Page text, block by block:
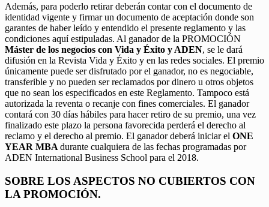
Además, para poderlo retirar deberán contar con el documento de
identidad vigente y firmar un documento de aceptación donde son
garantes de haber leído y entendido el presente reglamento y las
condiciones aquí estipuladas. Al ganador de la PROMOCIÓN
Máster de los negocios con Vida y Éxito y ADEN, se le dará
difusión en la Revista Vida y Éxito y en las redes sociales. El premio
únicamente puede ser disfrutado por el ganador, no es negociable,
transferible y no pueden ser reclamados por dinero u otros objetos
que no sean los especificados en este Reglamento. Tampoco está
autorizada la reventa o recanje con fines comerciales. El ganador
contará con 30 días hábiles para hacer retiro de su premio, una vez
finalizado este plazo la persona favorecida perderá el derecho al
reclamo y el derecho al premio. El ganador deberá iniciar el ONE
YEAR MBA durante cualquiera de las fechas programadas por
ADEN International Business School para el 2018.
SOBRE LOS ASPECTOS NO CUBIERTOS CON
LA PROMOCIÓN.